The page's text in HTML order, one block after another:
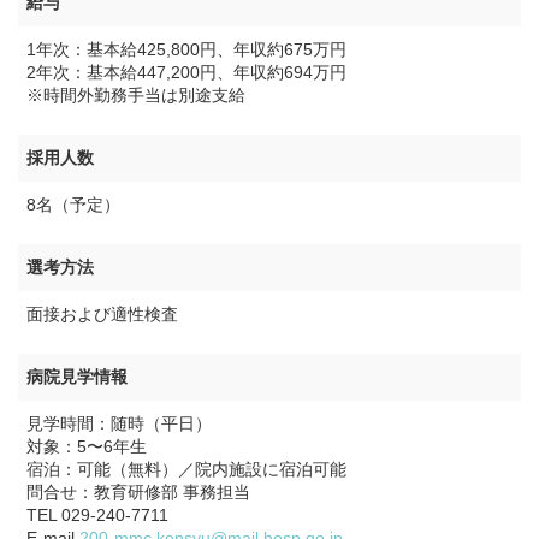
1年次：基本給425,800円、年収約675万円
2年次：基本給447,200円、年収約694万円
※時間外勤務手当は別途支給
採用人数
8名（予定）
選考方法
面接および適性検査
病院見学情報
見学時間：随時（平日）
対象：5〜6年生
宿泊：可能（無料）／院内施設に宿泊可能
問合せ：教育研修部 事務担当
TEL 029-240-7711